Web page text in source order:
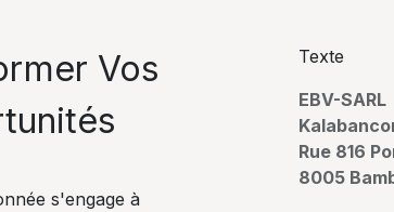
Vos
s'engage à
Texte
EBV-SARL
Rue 816
8005